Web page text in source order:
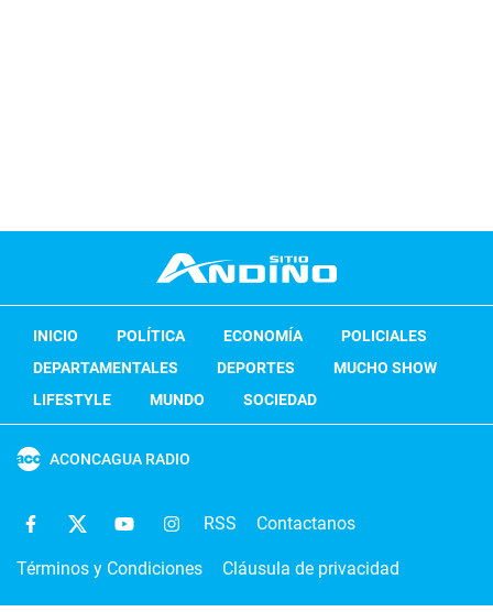
INICIO POLÍTICA ECONOMÍA
POLICIALES
DEPARTAMENTALES
DEPORTES
MUCHO SHOW
LIFESTYLE
MUNDO SOCIEDAD
ACONCAGUA RADIO
RSS Contactanos
Términos y Condiciones Cláusula de privacidad